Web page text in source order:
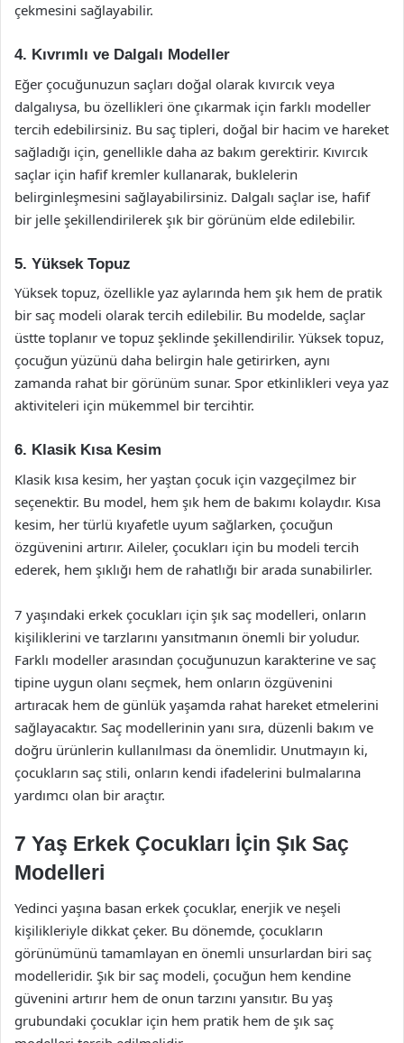
çekmesini sağlayabilir.
4. Kıvrımlı ve Dalgalı Modeller
Eğer çocuğunuzun saçları doğal olarak kıvırcık veya
dalgalıysa, bu özellikleri öne çıkarmak için farklı modeller
tercih edebilirsiniz. Bu saç tipleri, doğal bir hacim ve hareket
sağladığı için, genellikle daha az bakım gerektirir. Kıvırcık
saçlar için hafif kremler kullanarak, buklelerin
belirginleşmesini sağlayabilirsiniz. Dalgalı saçlar ise, hafif
bir jelle şekillendirilerek şık bir görünüm elde edilebilir.
5. Yüksek Topuz
Yüksek topuz, özellikle yaz aylarında hem şık hem de pratik
bir saç modeli olarak tercih edilebilir. Bu modelde, saçlar
üstte toplanır ve topuz şeklinde şekillendirilir. Yüksek topuz,
çocuğun yüzünü daha belirgin hale getirirken, aynı
zamanda rahat bir görünüm sunar. Spor etkinlikleri veya yaz
aktiviteleri için mükemmel bir tercihtir.
6. Klasik Kısa Kesim
Klasik kısa kesim, her yaştan çocuk için vazgeçilmez bir
seçenektir. Bu model, hem şık hem de bakımı kolaydır. Kısa
kesim, her türlü kıyafetle uyum sağlarken, çocuğun
özgüvenini artırır. Aileler, çocukları için bu modeli tercih
ederek, hem şıklığı hem de rahatlığı bir arada sunabilirler.
7 yaşındaki erkek çocukları için şık saç modelleri, onların
kişiliklerini ve tarzlarını yansıtmanın önemli bir yoludur.
Farklı modeller arasından çocuğunuzun karakterine ve saç
tipine uygun olanı seçmek, hem onların özgüvenini
artıracak hem de günlük yaşamda rahat hareket etmelerini
sağlayacaktır. Saç modellerinin yanı sıra, düzenli bakım ve
doğru ürünlerin kullanılması da önemlidir. Unutmayın ki,
çocukların saç stili, onların kendi ifadelerini bulmalarına
yardımcı olan bir araçtır.
7 Yaş Erkek Çocukları İçin Şık Saç
Modelleri
Yedinci yaşına basan erkek çocuklar, enerjik ve neşeli
kişilikleriyle dikkat çeker. Bu dönemde, çocukların
görünümünü tamamlayan en önemli unsurlardan biri saç
modelleridir. Şık bir saç modeli, çocuğun hem kendine
güvenini artırır hem de onun tarzını yansıtır. Bu yaş
grubundaki çocuklar için hem pratik hem de şık saç